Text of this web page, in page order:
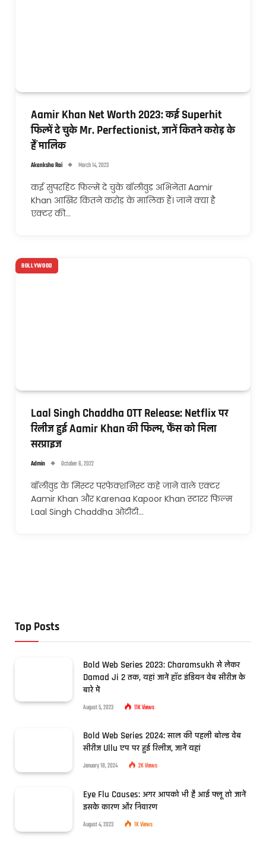
Aamir Khan Net Worth 2023: कई Superhit
फिल्में दे चुके Mr. Perfectionist, जानें कितने करोड़ के
हैं मालिक
Akanksha Rai March 14, 2023
कई सुपरहिट फिल्में दे चुके बॉलीवुड अभिनेता Aamir
Khan आखिर कितने करोड़ के मालिक हैं। जानें क्या है
एक्टर की…
BOLLYWOOD
Laal Singh Chaddha OTT Release: Netflix पर
रिलीज हुई Aamir Khan की फिल्म, फैंस को मिला
सरप्राइज
Admin October 6, 2022
बॉलीवुड के मिस्टर परफेक्शनिस्ट कहे जाने वाले एक्टर
Aamir Khan और Karenaa Kapoor Khan स्टारर फिल्म
Laal Singh Chaddha ओटीटी…
Top Posts
Bold Web Series 2023: Charamsukh से लेकर
Damad Ji 2 तक, यहां जानें हॉट इंडियन वेब सीरीज के
बारे में
August 5, 2023 11KViews
Bold Web Series 2024: साल की पहली बोल्ड वेब
सीरीज Ullu एप पर हुई रिलीज, जानें यहां
January 18, 2024 2KViews
Eye Flu Causes: अगर आपको भी है आई फ्लू तो जानें
इसके कारण और निवारण
August 4, 2023 1KViews